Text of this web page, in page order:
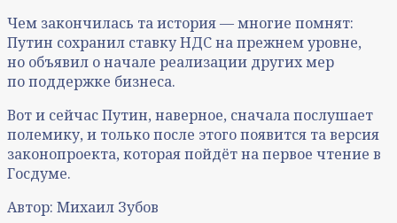
Чем закончилась та история — многие помнят:
Путин сохранил ставку НДС на прежнем уровне,
но объявил о начале реализации других мер
по поддержке бизнеса.
Вот и сейчас Путин, наверное, сначала послушает
полемику, и только после этого появится та версия
законопроекта, которая пойдёт на первое чтение в
Госдуме.
Автор: Михаил Зубов